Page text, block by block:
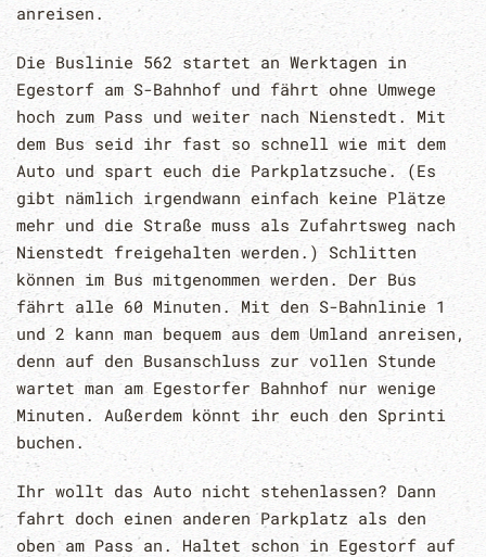
anreisen.
Die Buslinie 562 startet an Werktagen in
Egestorf am S-Bahnhof und fährt ohne Umwege
hoch zum Pass und weiter nach Nienstedt. Mit
dem Bus seid ihr fast so schnell wie mit dem
Auto und spart euch die Parkplatzsuche. (Es
gibt nämlich irgendwann einfach keine Plätze
mehr und die Straße muss als Zufahrtsweg nach
Nienstedt freigehalten werden.) Schlitten
können im Bus mitgenommen werden. Der Bus
fährt alle 60 Minuten. Mit den S-Bahnlinie 1
und 2 kann man bequem aus dem Umland anreisen,
denn auf den Busanschluss zur vollen Stunde
wartet man am Egestorfer Bahnhof nur wenige
Minuten. Außerdem könnt ihr euch den Sprinti
buchen.
Ihr wollt das Auto nicht stehenlassen? Dann
fahrt doch einen anderen Parkplatz als den
oben am Pass an. Haltet schon in Egestorf auf